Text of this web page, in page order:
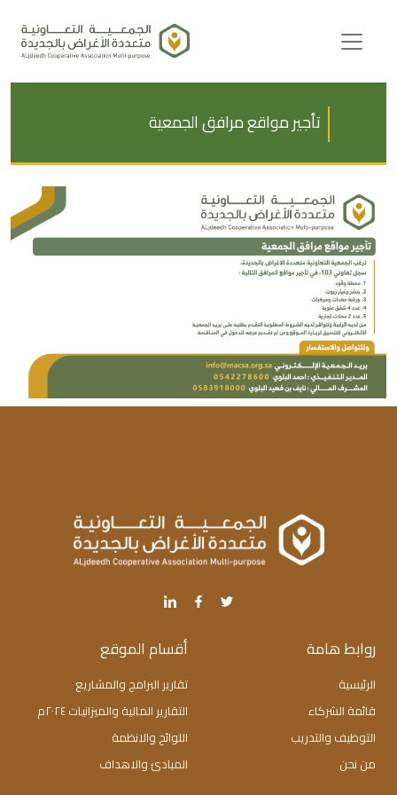
content
تأجير مواقع مرافق الجمعية
روابط هامة
الرئيسية
قائمة الشركاء
التوظيف والتدريب
من نحن
أقسام الموقع
تقارير البرامج والمشاريع
التقارير المالية والميزانيات ٢٠٢٤م
اللوائح والانظمة
المبادئ والاهداف